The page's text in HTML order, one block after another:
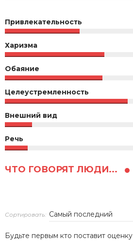
Привлекательность
Харизма
Обаяние
Целеустремленность
Внешний вид
Речь
ЧТО ГОВОРЯТ ЛЮДИ...
Сортировать:
Будьте первым кто поставит оценку